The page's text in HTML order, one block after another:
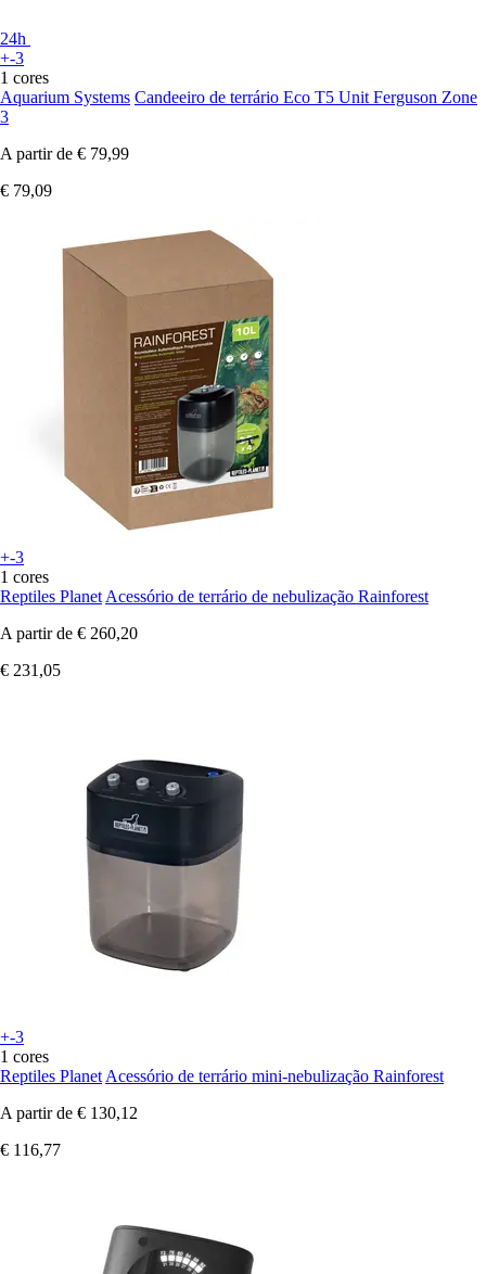
24h
+-3
1 cores
Aquarium Systems Candeeiro de terrário Eco T5 Unit Ferguson Zone
3
A partir de € 79,99
€ 79,09
+-3
1 cores
Reptiles Planet Acessório de terrário de nebulização Rainforest
A partir de € 260,20
€ 231,05
+-3
1 cores
Reptiles Planet Acessório de terrário mini-nebulização Rainforest
A partir de € 130,12
€ 116,77